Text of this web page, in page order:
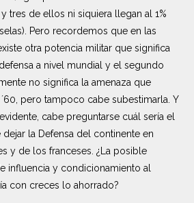
tres de ellos ni siquiera llegan al 1%
Pero recordemos que en las
otra potencia militar que significa
a nivel mundial y el segundo
no significa la amenaza que
pero tampoco cabe subestimarla. Y
cabe preguntarse cuál sería el
la Defensa del continente en
y de los franceses. ¿La posible
influencia y condicionamiento al
con creces lo ahorrado?